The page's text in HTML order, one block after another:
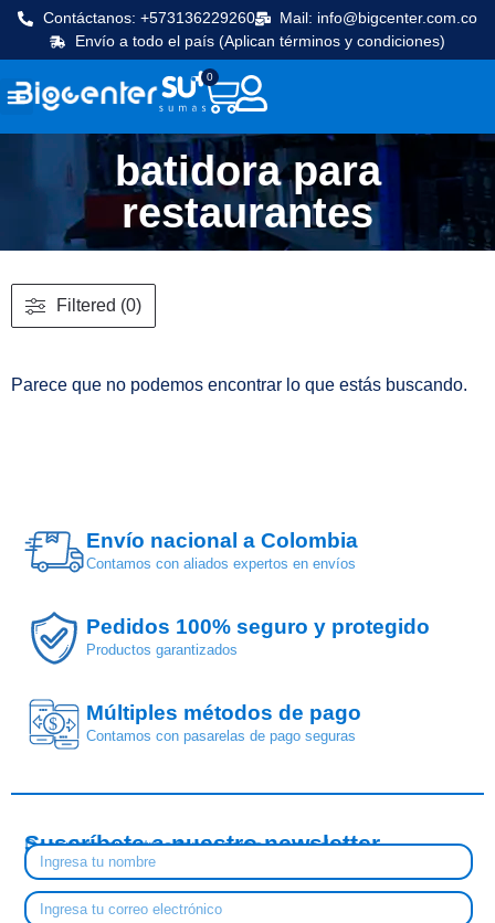
Contáctanos: +573136229260
Mail: info@bigcenter.com.co
Envío a todo el país (Aplican términos y condiciones)
0
batidora para
restaurantes
Filtered (0)
Parece que no podemos encontrar lo que estás buscando.
Envío nacional a Colombia
Contamos con aliados expertos en envíos
Pedidos 100% seguro y protegido
Productos garantizados
$ Múltiples métodos de pago
Contamos con pasarelas de pago seguras
Suscríbete a nuestro newsletter
Descubre nuestras tendencias y novedades